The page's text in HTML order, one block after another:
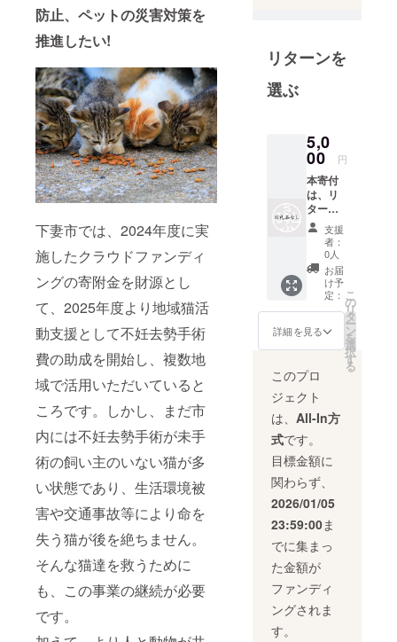
防止、ペットの災害対策を
推進したい!
下妻市では、2024年度に実
施したクラウドファンディ
ングの寄附金を財源とし
て、2025年度より地域猫活
動支援として不妊去勢手術
費の助成を開始し、複数地
域で活用いただいていると
ころです。しかし、まだ市
内には不妊去勢手術が未手
術の飼い主のいない猫が多
い状態であり、生活環境被
害や交通事故等により命を
失う猫が後を絶ちません。
そんな猫達を救うために
も、この事業の継続が必要
です。
リターンを
選ぶ
5,0
00 円
本寄付
は、リ
ターン
の無い
寄付と
なりま
す。
支援
者：
0人
お届
け予
定：
詳細を見る
こ
の
リ
タ
ー
ン
を
選
択
す
る
このプロ
ジェクト
は、 All-In方
式です。
目標金額に
関わらず、
2026/01/05
23:59:00ま
でに集まっ
た金額が
ファンディ
ングされま
す。